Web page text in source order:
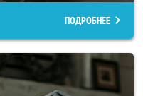
ПОДРОБНЕЕ